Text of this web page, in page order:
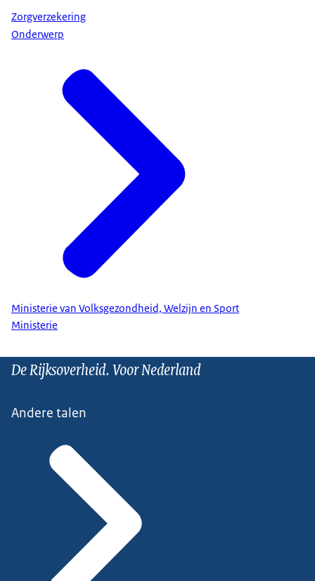
Zorgverzekering
Onderwerp
Ministerie van Volksgezondheid, Welzijn en Sport
Ministerie
De Rijksoverheid. Voor Nederland
Andere talen